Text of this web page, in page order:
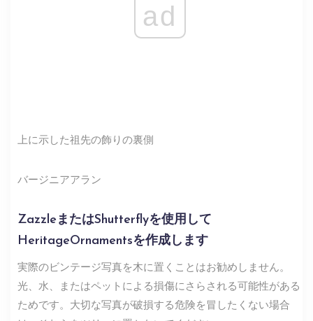
ad
上に示した祖先の飾りの裏側
バージニアアラン
ZazzleまたはShutterflyを使用して
HeritageOrnamentsを作成します
実際のビンテージ写真を木に置くことはお勧めしません。
光、水、またはペットによる損傷にさらされる可能性がある
ためです。大切な写真が破損する危険を冒したくない場合